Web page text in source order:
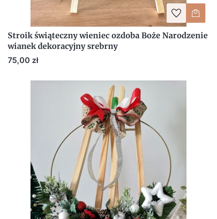
Stroik świąteczny wieniec ozdoba Boże Narodzenie
wianek dekoracyjny srebrny
Cena
75,00 zł